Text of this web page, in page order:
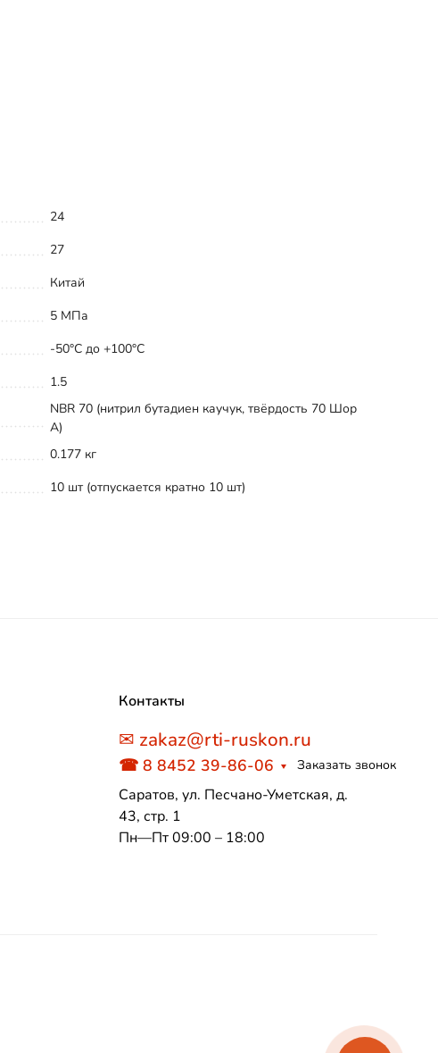
24
27
Китай
5 МПа
-50°С до +100°С
1.5
NBR 70 (нитрил бутадиен каучук, твёрдость 70 Шор
А)
0.177 кг
10 шт (отпускается кратно 10 шт)
Контакты
✉ zakaz@rti-ruskon.ru
☎ 8 8452 39-86-06 Заказать звонок
Саратов, ул. Песчано-Уметская, д.
43, стр. 1
Пн—Пт 09:00 – 18:00